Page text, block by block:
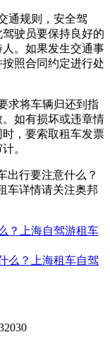
通规则，安全驾
驶员要保持良好的
。如果发生交通事
照合同约定进行处
求将车辆归还到指
如有损坏或违章情
，要索取租车发票
。
出行要注意什么？
车详情请关注奥邦
？上海自驾游租车
么？上海租车自驾